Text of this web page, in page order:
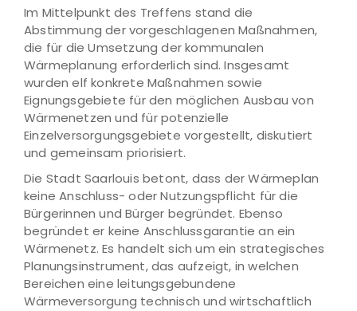
Im Mittelpunkt des Treffens stand die
Abstimmung der vorgeschlagenen Maßnahmen,
die für die Umsetzung der kommunalen
Wärmeplanung erforderlich sind. Insgesamt
wurden elf konkrete Maßnahmen sowie
Eignungsgebiete für den möglichen Ausbau von
Wärmenetzen und für potenzielle
Einzelversorgungsgebiete vorgestellt, diskutiert
und gemeinsam priorisiert.
Die Stadt Saarlouis betont, dass der Wärmeplan
keine Anschluss- oder Nutzungspflicht für die
Bürgerinnen und Bürger begründet. Ebenso
begründet er keine Anschlussgarantie an ein
Wärmenetz. Es handelt sich um ein strategisches
Planungsinstrument, das aufzeigt, in welchen
Bereichen eine leitungsgebundene
Wärmeversorgung technisch und wirtschaftlich